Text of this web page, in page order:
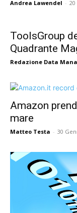
Andrea Lawendel - 20
ToolsGroup
Quadrante
Redazione Data
Amazon
mare
Matteo Testa - 30